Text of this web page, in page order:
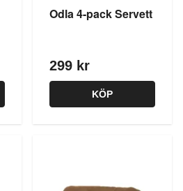
Odla 4-pack Servett
299 kr
KÖP